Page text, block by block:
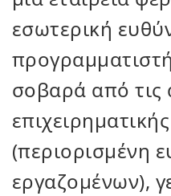
εσωτερική
σοβαρά από τις
(περιορισμένη
εργαζομένων),